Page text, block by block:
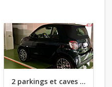
2 parkings et caves en vente